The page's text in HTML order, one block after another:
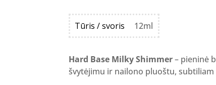
Tūris / svoris 12ml
Hard Base Milky Shimmer– pieninė
švytėjimu ir nailono pluoštu, subtiliam